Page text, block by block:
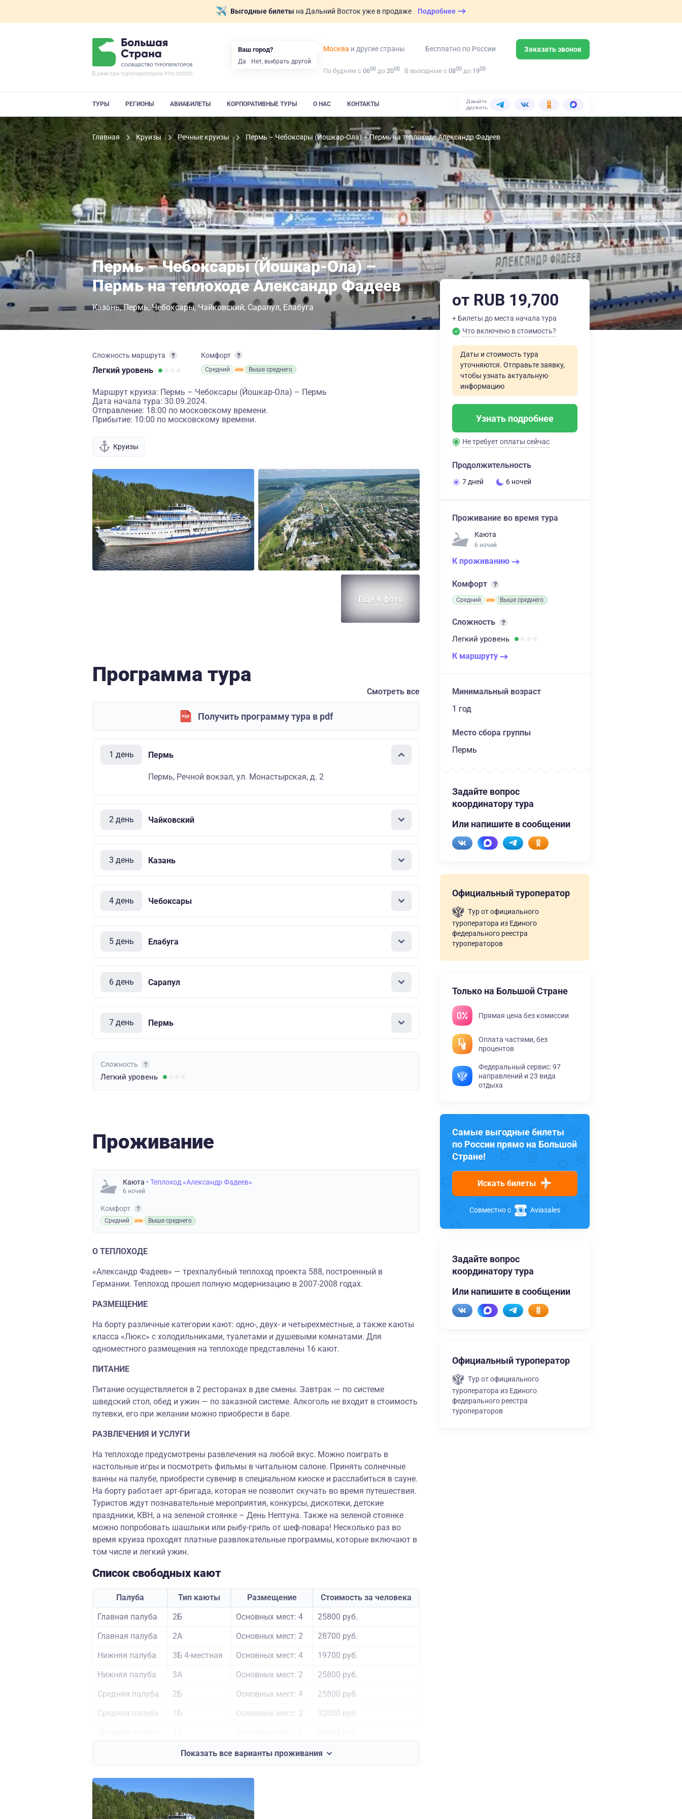
Выгодные билеты на Дальний Восток уже в продаже Подробнее
Москва и другие страны Бесплатно по России Заказать звонок
По будням с 0600 до 2000 В выходные с 0800 до 1900
ТУРЫ РЕГИОНЫ АВИАБИЛЕТЫ КОРПОРАТИВНЫЕ ТУРЫ О НАС КОНТАКТЫ
Давайте
дружить:
Главная Круизы Речные круизы Пермь – Чебоксары (Йошкар-Ола) – Пермь на теплоходе Александр Фадеев
Пермь – Чебоксары (Йошкар-Ола) –
Пермь на теплоходе Александр Фадеев
Казань Пермь Чебоксары Чайковский Сарапул Елабуга
Сложность маршрута
Легкий уровень
Комфорт
Средний Выше среднего
Маршрут круиза: Пермь – Чебоксары (Йошкар-Ола) – Пермь
Дата начала тура: 30.09.2024.
Отправление: 18:00 по московскому времени.
Прибытие: 10:00 по московскому времени.
Круизы
Еще 4 фото
Программа тура
Смотреть все
Получить программу тура в pdf
1 день Пермь
Пермь, Речной вокзал, ул. Монастырская, д. 2
2 день Чайковский
3 день Казань
4 день Чебоксары
5 день Елабуга
6 день Сарапул
7 день Пермь
Сложность
Легкий уровень
Проживание
Каюта • Теплоход «Александр Фадеев»
6 ночей
Комфорт
Средний Выше среднего
О ТЕПЛОХОДЕ
«Александр Фадеев» — трехпалубный теплоход проекта 588, построенный в
Германии. Теплоход прошел полную модернизацию в 2007-2008 годах.
РАЗМЕЩЕНИЕ
На борту различные категории кают: одно-, двух- и четырехместные, а также каюты
класса «Люкс» с холодильниками, туалетами и душевыми комнатами. Для
одноместного размещения на теплоходе представлены 16 кают.
ПИТАНИЕ
Питание осуществляется в 2 ресторанах в две смены. Завтрак — по системе
шведский стол, обед и ужин — по заказной системе. Алкоголь не входит в стоимость
путевки, его при желании можно приобрести в баре.
РАЗВЛЕЧЕНИЯ И УСЛУГИ
На теплоходе предусмотрены развлечения на любой вкус. Можно поиграть в
настольные игры и посмотреть фильмы в читальном салоне. Принять солнечные
ванны на палубе, приобрести сувенир в специальном киоске и расслабиться в сауне.
На борту работает арт-бригада, которая не позволит скучать во время путешествия.
Туристов ждут познавательные мероприятия, конкурсы, дискотеки, детские
праздники, КВН, а на зеленой стоянке – День Нептуна. Также на зеленой стоянке
можно попробовать шашлыки или рыбу-гриль от шеф-повара! Несколько раз во
время круиза проходят платные развлекательные программы, которые включают в
том числе и легкий ужин.
Список свободных кают
Палуба Тип каюты Размещение
Стоимость за человека
Главная палуба
2Б Основных мест: 4
25800 руб.
Главная палуба
2А Основных мест: 2
28700 руб.
Нижняя палуба
3Б 4-местная Основных мест: 4
19700 руб.
Нижняя палуба
3А Основных мест: 2
25800 руб.
Средняя палуба
2Б Основных мест: 4
25800 руб.
Средняя палуба
1Б Основных мест: 2
32800 руб.
Люкс 3, 4 Основных мест: 2 48500 руб.
Показать все варианты проживания
от RUB 19,700
+ Билеты до места начала тура
Что включено в стоимость?
Даты и стоимость тура
уточняются. Отправьте заявку,
чтобы узнать актуальную
информацию
Узнать подробнее
Не требует оплаты сейчас
Продолжительность
7 дней 6 ночей
Проживание во время тура
Каюта
6 ночей
К проживанию
Комфорт
Средний Выше среднего
Сложность
Легкий уровень
К маршруту
Минимальный возраст
1 год
Место сбора группы
Пермь
Задайте вопрос
координатору тура
Или напишите в сообщении
Официальный туроператор
Тур от официального
туроператора из Единого
федерального реестра
туроператоров
Только на Большой Стране
Прямая цена без комиссии
Оплата частями, без
процентов
Федеральный сервис: 97
направлений и 23 вида
отдыха
Самые выгодные билеты
по России прямо на Большой
Стране!
Искать билеты
Совместно с Aviasales
Задайте вопрос
координатору тура
Или напишите в сообщении
Официальный туроператор
Тур от официального
туроператора из Единого
федерального реестра
туроператоров
Ваш город?
Да Нет, выбрать другой